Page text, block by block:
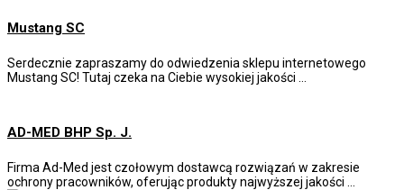
Mustang SC
Serdecznie zapraszamy do odwiedzenia sklepu internetowego
Mustang SC! Tutaj czeka na Ciebie wysokiej jakości …
AD-MED BHP Sp. J.
Firma Ad-Med jest czołowym dostawcą rozwiązań w zakresie
ochrony pracowników, oferując produkty najwyższej jakości …